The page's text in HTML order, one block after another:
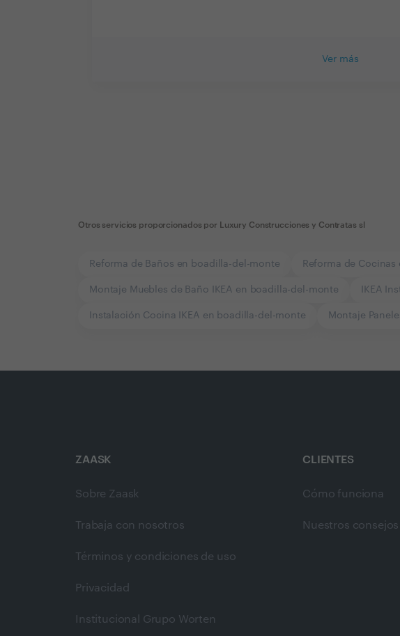
Ver más
Otros servicios proporcionados por Luxury Construcciones y Contratas sl
Reforma de Baños en boadilla-del-monte Reforma de
Montaje Muebles de Baño IKEA en boadilla-del-monte IKEA
Instalación Cocina IKEA en boadilla-del-monte Montaje
ZAASK
Sobre Zaask
Trabaja con nosotros
Términos y condiciones de uso
Privacidad
Institucional Grupo Worten
CLIENTES
Cómo funciona
Nuestros consejos